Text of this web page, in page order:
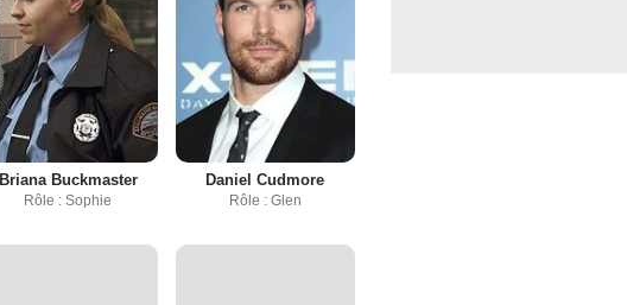
Briana Buckmaster
Rôle : Sophie
Daniel Cudmore
Rôle : Glen